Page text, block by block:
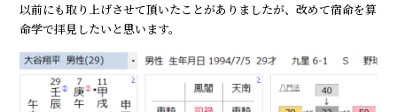
以前にも取り上げさせて頂いたことがありましたが、改めて宿命を算
命学で拝見したいと思います。